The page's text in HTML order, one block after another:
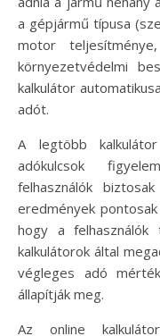
a gépjármű típusa
motor
környezetvédelmi
kalkulátor
adót.
A legtöbb
adókulcsok
felhasználók
eredmények
hogy a felhasználók
kalkulátorok által
végleges adó
állapítják meg.
Az online